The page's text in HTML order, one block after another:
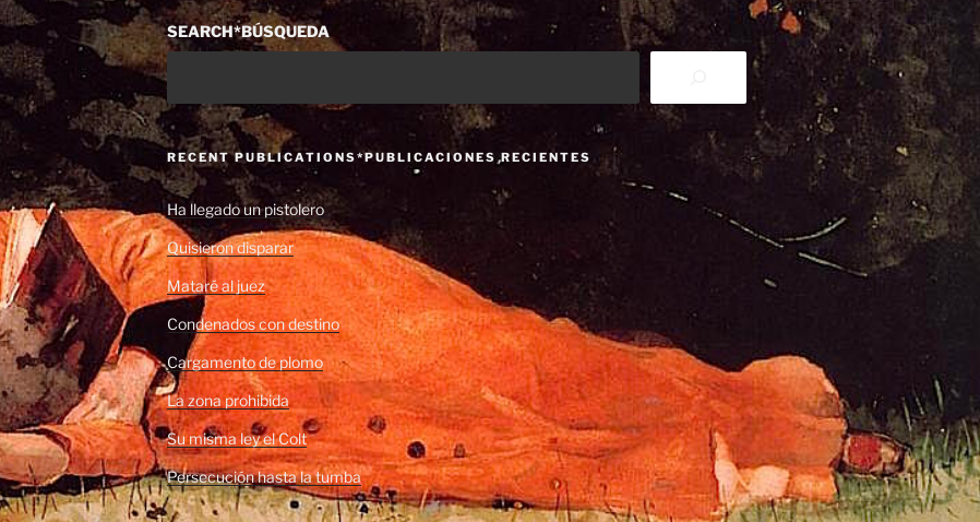
SEARCH*BÚSQUEDA
RECENT PUBLICATIONS*PUBLICACIONES RECIENTES
Ha llegado un pistolero
Quisieron disparar
Mataré al juez
Condenados con destino
Cargamento de plomo
La zona prohibida
Su misma ley el Colt
Persecución hasta la tumba